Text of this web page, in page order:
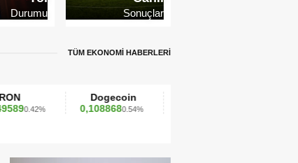
Durumu Sonuçlar
TÜM EKONOMİ HABERLERİ
0,108868
0.54%
Cardano
0,271312